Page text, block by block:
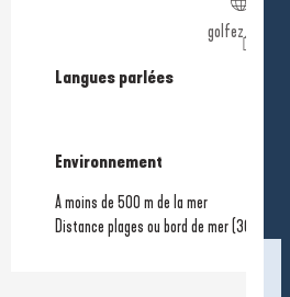
golfez.free.fr
Langues parlées
Langues parlées
Environnement
Environnement
A moins de 500 m de la mer
Distance plages ou bord de mer(300m)